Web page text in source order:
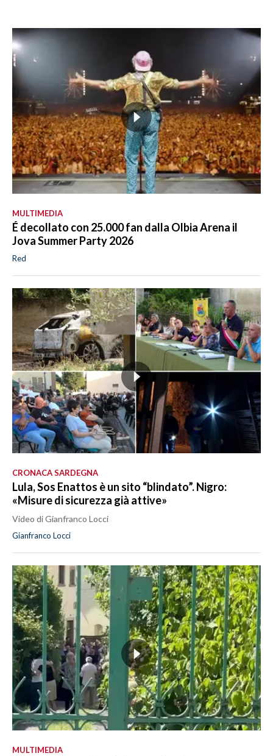
MULTIMEDIA
É decollato con 25.000 fan dalla Olbia Arena il
Jova Summer Party 2026
Red
CRONACA SARDEGNA
Lula, Sos Enattos è un sito “blindato”. Nigro:
«Misure di sicurezza già attive»
Video di Gianfranco Locci
Gianfranco Locci
MULTIMEDIA